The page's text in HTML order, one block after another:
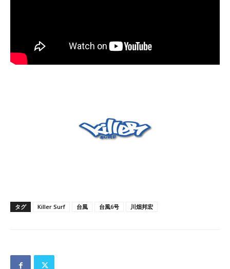
タグ Killer Surf 台風 台風6号 川畑邦宏